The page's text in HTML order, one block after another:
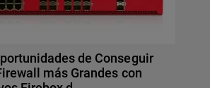
de Conseguir
más Grandes con